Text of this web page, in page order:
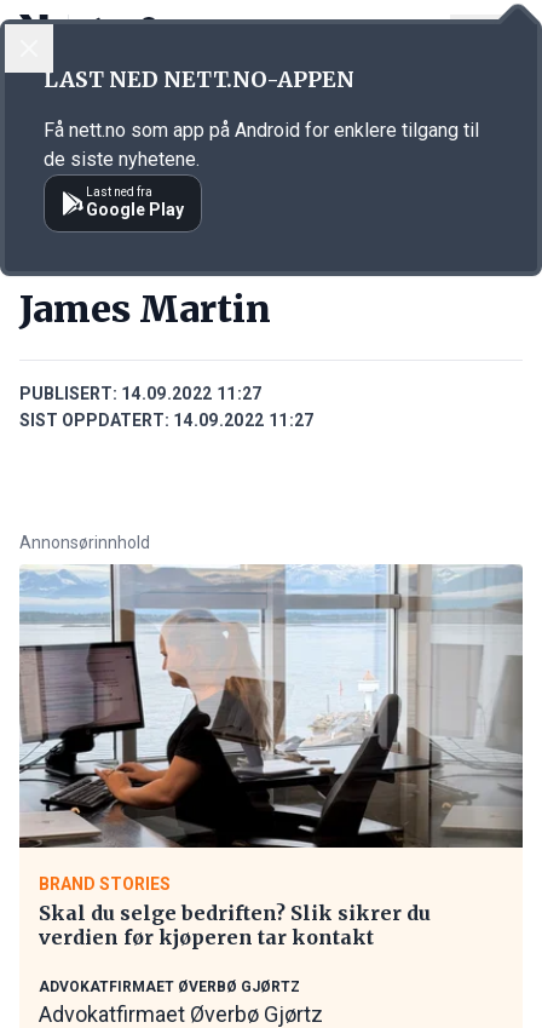
Annonsørinnhold
James Martin
PUBLISERT: 14.09.2022 11:27
SIST OPPDATERT: 14.09.2022 11:27
Annonsørinnhold
BRAND STORIES
Skal du selge bedriften? Slik sikrer du
verdien før kjøperen tar kontakt
ADVOKATFIRMAET ØVERBØ GJØRTZ
Advokatfirmaet Øverbø Gjørtz
LAST NED NETT.NO-APPEN
Få nett.no som app på Android for enklere tilgang til
de siste nyhetene.
Last ned fra
Google Play